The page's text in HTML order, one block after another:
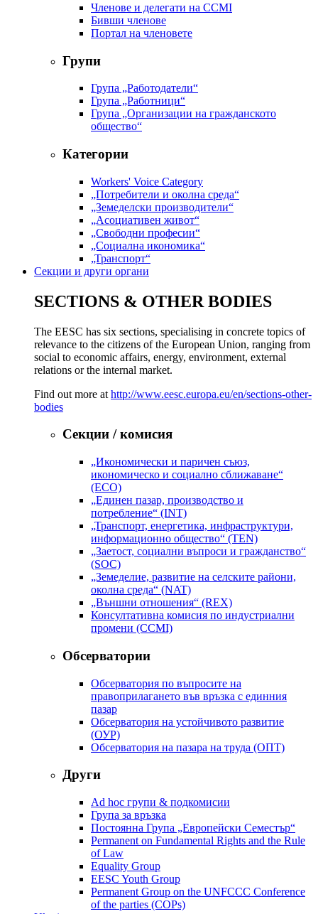
Членове и делегати на CCMI
Бивши членове
Портал на членовете
Групи
Група „Работодатели“
Група „Работници“
Група „Организации на гражданското
общество“
Категории
Workers' Voice Category
„Потребители и околна среда“
„Земеделски производители“
„Асоциативен живот“
„Свободни професии“
„Социална икономика“
„Транспорт“
Секции и други органи
SECTIONS & OTHER BODIES
The EESC has six sections, specialising in concrete topics of
relevance to the citizens of the European Union, ranging from
social to economic affairs, energy, environment, external
relations or the internal market.
Find out more at http://www.eesc.europa.eu/en/sections-other-
bodies
Секции / комисия
„Икономически и паричен съюз,
икономическо и социално сближаване“
(ECO)
„Единен пазар, производство и
потребление“ (INT)
„Транспорт, енергетика, инфраструктури,
информационно общество“ (TEN)
„Заетост, социални въпроси и гражданство“
(SOC)
„Земеделие, развитие на селските райони,
околна среда“ (NAT)
„Външни отношения“ (REX)
Консултативна комисия по индустриални
промени (CCMI)
Обсерватории
Обсерватория по въпросите на
правоприлагането във връзка с единния
пазар
Обсерватория на устойчивото развитие
(ОУР)
Обсерватория на пазара на труда (ОПТ)
Други
Ad hoc групи & подкомисии
Група за връзка
Постоянна Група „Европейски Семестър“
Permanent on Fundamental Rights and the Rule
of Law
Equality Group
EESC Youth Group
Permanent Group on the UNFCCC Conference
of the parties (COPs)